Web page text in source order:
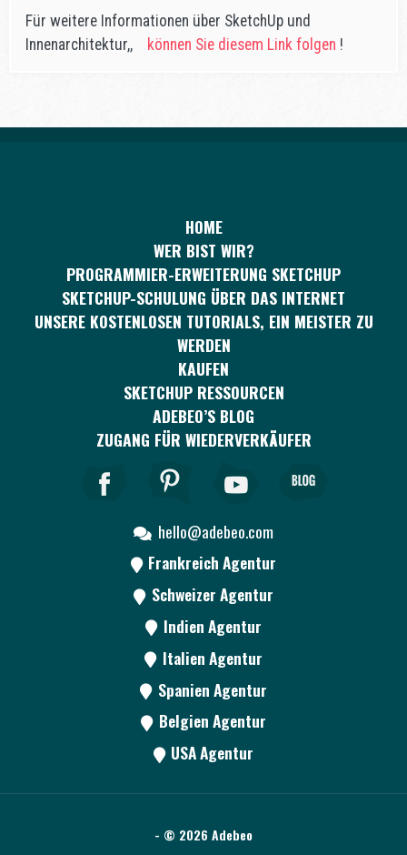
Für weitere Informationen über SketchUp und
Innenarchitektur,, können Sie diesem Link folgen !
HOME
WER BIST WIR?
PROGRAMMIER-ERWEITERUNG SKETCHUP
SKETCHUP-SCHULUNG ÜBER DAS INTERNET
UNSERE KOSTENLOSEN TUTORIALS, EIN MEISTER ZU
WERDEN
KAUFEN
SKETCHUP RESSOURCEN
ADEBEO’S BLOG
ZUGANG FÜR WIEDERVERKÄUFER
hello@adebeo.com
Frankreich Agentur
Schweizer Agentur
Indien Agentur
Italien Agentur
Spanien Agentur
Belgien Agentur
USA Agentur
- © 2026 Adebeo